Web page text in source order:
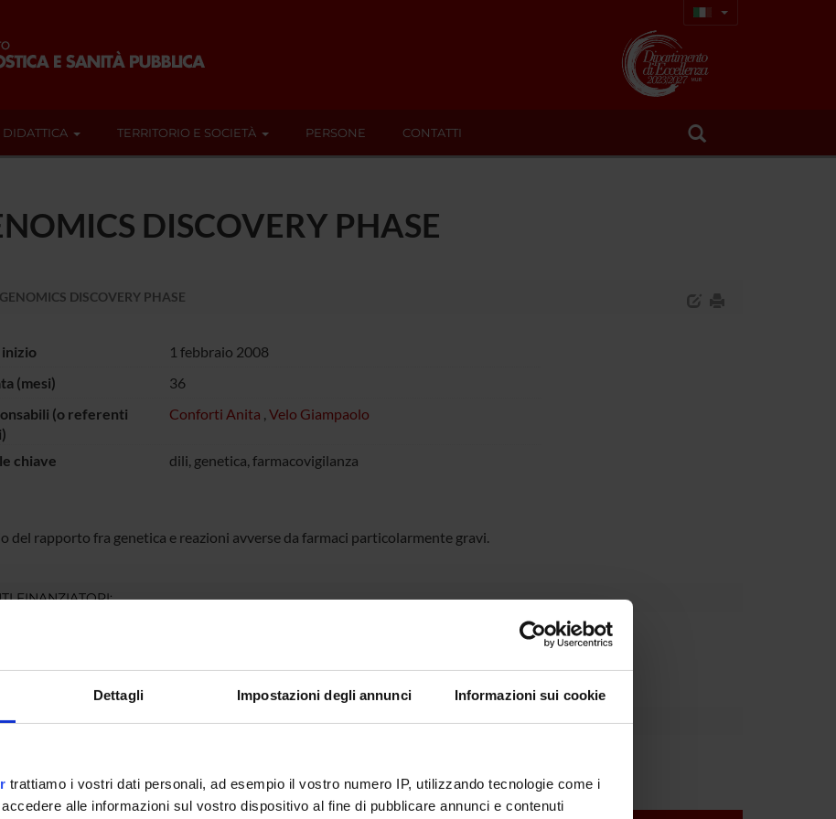
Dettagli Impostazioni degli annunci Informazioni sui cookie
trattiamo i vostri dati personali, ad esempio il vostro numero IP, utilizzando tecnologie come i
alle informazioni sul vostro dispositivo al fine di pubblicare annunci e contenuti
DIDATTICA TERRITORIO E SOCIETÀ PERSONE CONTATTI
DISCOVERY PHASE
DISCOVERY PHASE
1 febbraio 2008
(mesi)
36
(o referenti
Conforti Anita , Velo Giampaolo
chiave dili, genetica, farmacovigilanza
del rapporto fra genetica e reazioni avverse da farmaci particolarmente gravi.
FINANZIATORI:
AL PROGETTO